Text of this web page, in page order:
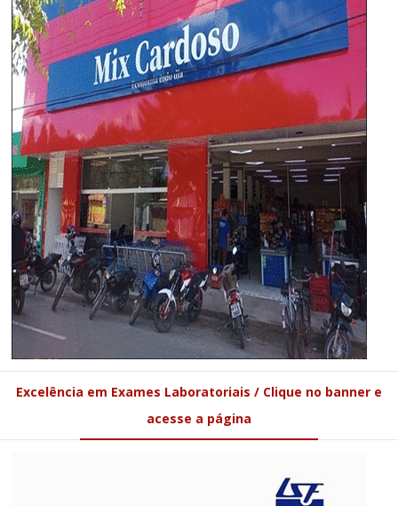
Excelência em Exames Laboratoriais / Clique no banner e
acesse a página